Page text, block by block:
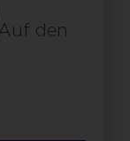
den